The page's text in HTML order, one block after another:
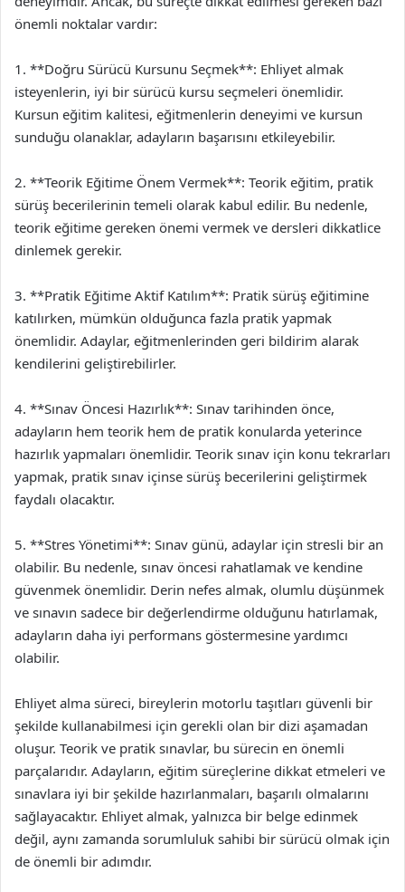
önemli noktalar vardır:
1. **Doğru Sürücü Kursunu Seçmek**: Ehliyet almak
isteyenlerin, iyi bir sürücü kursu seçmeleri önemlidir.
Kursun eğitim kalitesi, eğitmenlerin deneyimi ve kursun
sunduğu olanaklar, adayların başarısını etkileyebilir.
2. **Teorik Eğitime Önem Vermek**: Teorik eğitim, pratik
sürüş becerilerinin temeli olarak kabul edilir. Bu nedenle,
teorik eğitime gereken önemi vermek ve dersleri dikkatlice
dinlemek gerekir.
3. **Pratik Eğitime Aktif Katılım**: Pratik sürüş eğitimine
katılırken, mümkün olduğunca fazla pratik yapmak
önemlidir. Adaylar, eğitmenlerinden geri bildirim alarak
kendilerini geliştirebilirler.
4. **Sınav Öncesi Hazırlık**: Sınav tarihinden önce,
adayların hem teorik hem de pratik konularda yeterince
hazırlık yapmaları önemlidir. Teorik sınav için konu tekrarları
yapmak, pratik sınav içinse sürüş becerilerini geliştirmek
faydalı olacaktır.
5. **Stres Yönetimi**: Sınav günü, adaylar için stresli bir an
olabilir. Bu nedenle, sınav öncesi rahatlamak ve kendine
güvenmek önemlidir. Derin nefes almak, olumlu düşünmek
ve sınavın sadece bir değerlendirme olduğunu hatırlamak,
adayların daha iyi performans göstermesine yardımcı
olabilir.
Ehliyet alma süreci, bireylerin motorlu taşıtları güvenli bir
şekilde kullanabilmesi için gerekli olan bir dizi aşamadan
oluşur. Teorik ve pratik sınavlar, bu sürecin en önemli
parçalarıdır. Adayların, eğitim süreçlerine dikkat etmeleri ve
sınavlara iyi bir şekilde hazırlanmaları, başarılı olmalarını
sağlayacaktır. Ehliyet almak, yalnızca bir belge edinmek
değil, aynı zamanda sorumluluk sahibi bir sürücü olmak için
de önemli bir adımdır.